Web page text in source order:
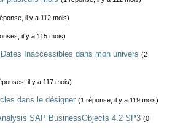
il y a 112 mois)
il y a 115 mois)
Inaccessibles dans mon univers (2
il y a 117 mois)
dans le désigner (1 réponse, il y a 119 mois)
SAP BusinessObjects 4.2 SP3 (0